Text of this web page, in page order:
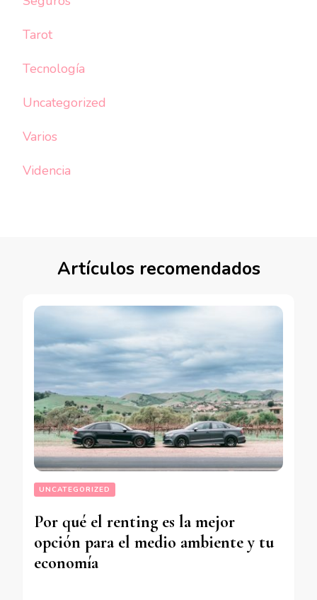
Tarot
Tecnología
Uncategorized
Varios
Videncia
Artículos recomendados
UNCATEGORIZED
Por qué el renting es la mejor
opción para el medio ambiente y tu
economía